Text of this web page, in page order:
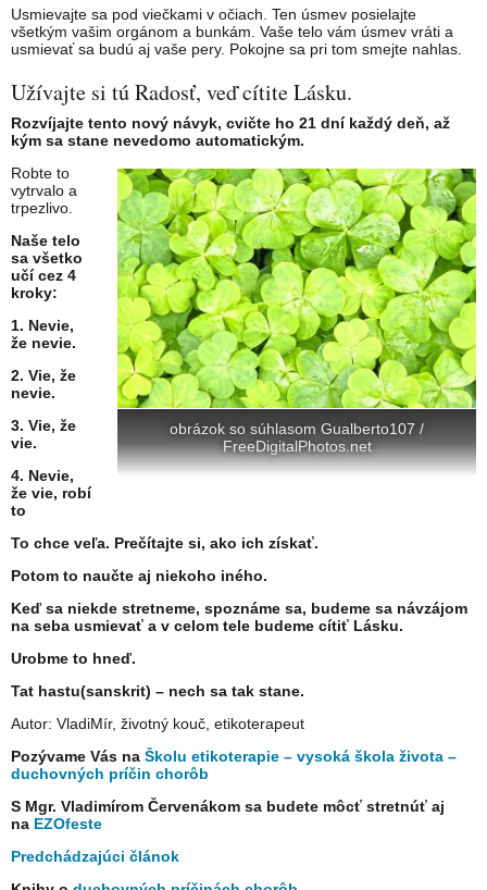
Usmievajte sa pod viečkami v očiach. Ten úsmev posielajte
všetkým vašim orgánom a bunkám. Vaše telo vám úsmev vráti a
usmievať sa budú aj vaše pery. Pokojne sa pri tom smejte nahlas.
Užívajte si tú Radosť, veď cítite Lásku.
Rozvíjajte tento nový návyk, cvičte ho 21 dní každý deň, až
kým sa stane nevedomo automatickým.
obrázok so súhlasom Gualberto107 /
FreeDigitalPhotos.net
Robte to
vytrvalo a
trpezlivo.
Naše telo
sa všetko
učí cez 4
kroky:
1. Nevie,
že nevie.
2. Vie, že
nevie.
3. Vie, že
vie.
4. Nevie,
že vie, robí
to
To chce veľa. Prečítajte si, ako ich získať.
Potom to naučte aj niekoho iného.
Keď sa niekde stretneme, spoznáme sa, budeme sa návzájom
na seba usmievať a v celom tele budeme cítiť Lásku.
Urobme to hneď.
Tat hastu(sanskrit) – nech sa tak stane.
Autor: VladiMír, životný kouč, etikoterapeut
Pozývame Vás na Školu etikoterapie – vysoká škola života –
duchovných príčin chorôb
S Mgr. Vladimírom Červenákom sa budete môcť stretnúť aj
na EZOfeste
Predchádzajúci článok